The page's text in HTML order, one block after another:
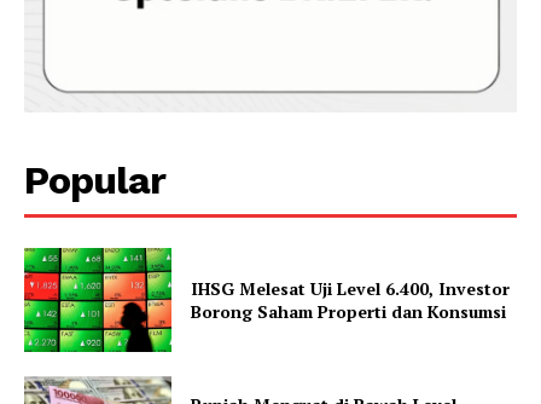
Popular
IHSG Melesat Uji Level 6.400, Investor
Borong Saham Properti dan Konsumsi